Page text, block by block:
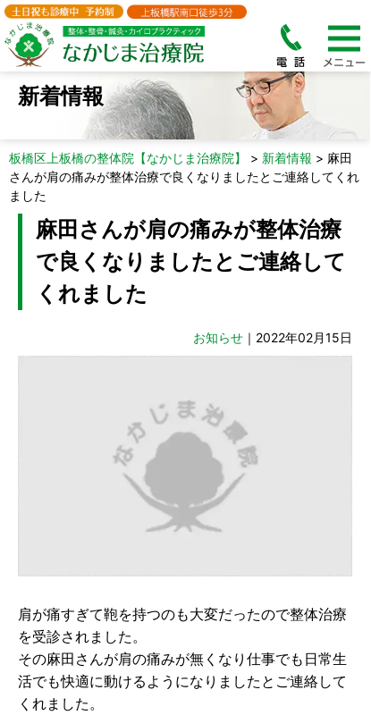
新着情報
板橋区上板橋の整体院【なかじま治療院】 > 新着情報 > 麻田
さんが肩の痛みが整体治療で良くなりましたとご連絡してくれ
ました
麻田さんが肩の痛みが整体治療
で良くなりましたとご連絡して
くれました
お知らせ ｜2022年02月15日
肩が痛すぎて鞄を持つのも大変だったので整体治療
を受診されました。
その麻田さんが肩の痛みが無くなり仕事でも日常生
活でも快適に動けるようになりましたとご連絡して
くれました。